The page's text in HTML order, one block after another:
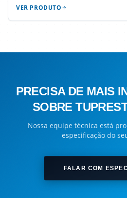
VER PRODUTO
PRECISA DE MAIS
SOBRE
Nossa equipe técnica está
especificação do
FALAR COM